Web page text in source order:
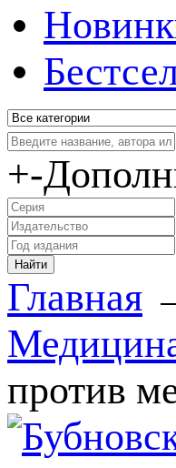
+-
Главная
против